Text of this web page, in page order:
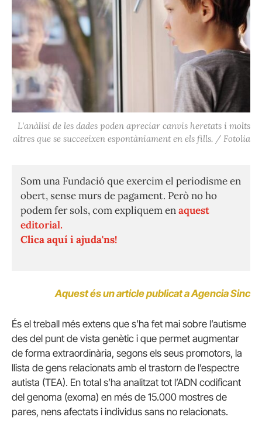
L'anàlisi de les dades poden apreciar canvis heretats i molts
altres que se succeeixen espontàniament en els fills. / Fotolia
Som una Fundació que exercim el periodisme en
obert, sense murs de pagament. Però no ho
podem fer sols, com expliquem enaquest
editorial.
Clica aquí i ajuda'ns!
Aquest és un article publicat a Agencia Sinc
És el treball més extens que s’ha fet mai sobre l’autisme
des del punt de vista genètic i que permet augmentar
de forma extraordinària, segons els seus promotors, la
llista de gens relacionats amb el trastorn de l’espectre
autista (TEA). En total s’ha analitzat tot l’ADN codificant
del genoma (exoma) en més de 15.000 mostres de
pares, nens afectats i individus sans no relacionats.